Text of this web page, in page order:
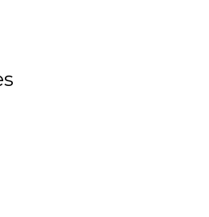
un beau jardin arboré. Une